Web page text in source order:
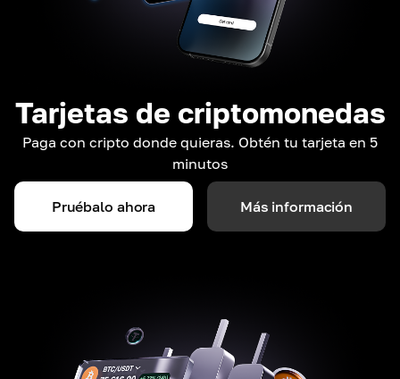
Tarjetas de criptomonedas
Paga con cripto donde quieras. Obtén tu tarjeta en 5
minutos
Pruébalo ahora Más información